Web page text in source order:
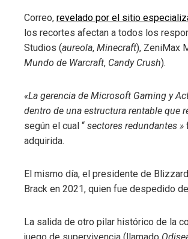
Correo, revelado por el sitio
los recortes afectan a todos los
Studios (aureola, Minecraft), ZeniMax
Mundo de Warcraft, Candy Crush).
«La gerencia de Microsoft Gaming y
dentro de una estructura rentable que
según el cual “ sectores redundantes »
adquirida.
El mismo día, el presidente de
Brack en 2021, quien fue despedido
La salida de otro pilar histórico de la